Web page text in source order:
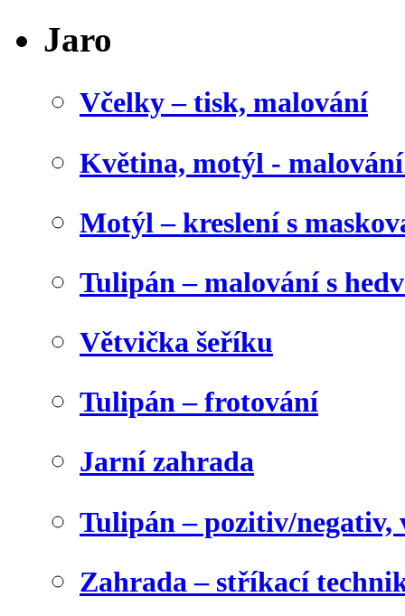
Jaro
Včelky – tisk, malování
Květina, motýl -
Motýl – kreslení s
Tulipán – malování s
Větvička šeříku
Tulipán – frotování
Jarní zahrada
Tulipán – pozitiv/negativ,
Zahrada – stříkací